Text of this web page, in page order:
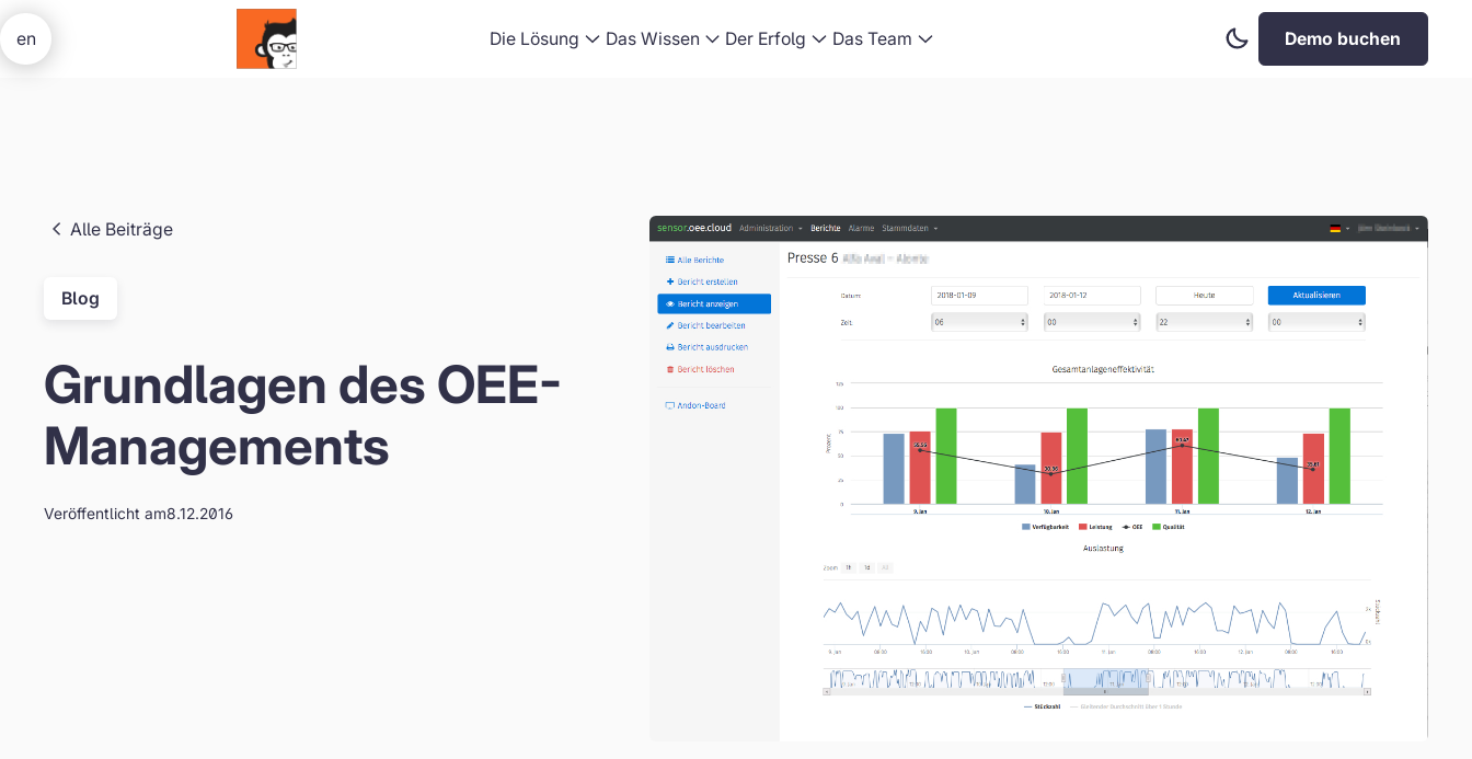
Die Lösung Das Wissen Der Erfolg Das Team
Dark
Mode
Demo buchen
en
Alle Beiträge
Blog
Grundlagen des OEE-
Managements
Veröffentlicht am8.12.2016